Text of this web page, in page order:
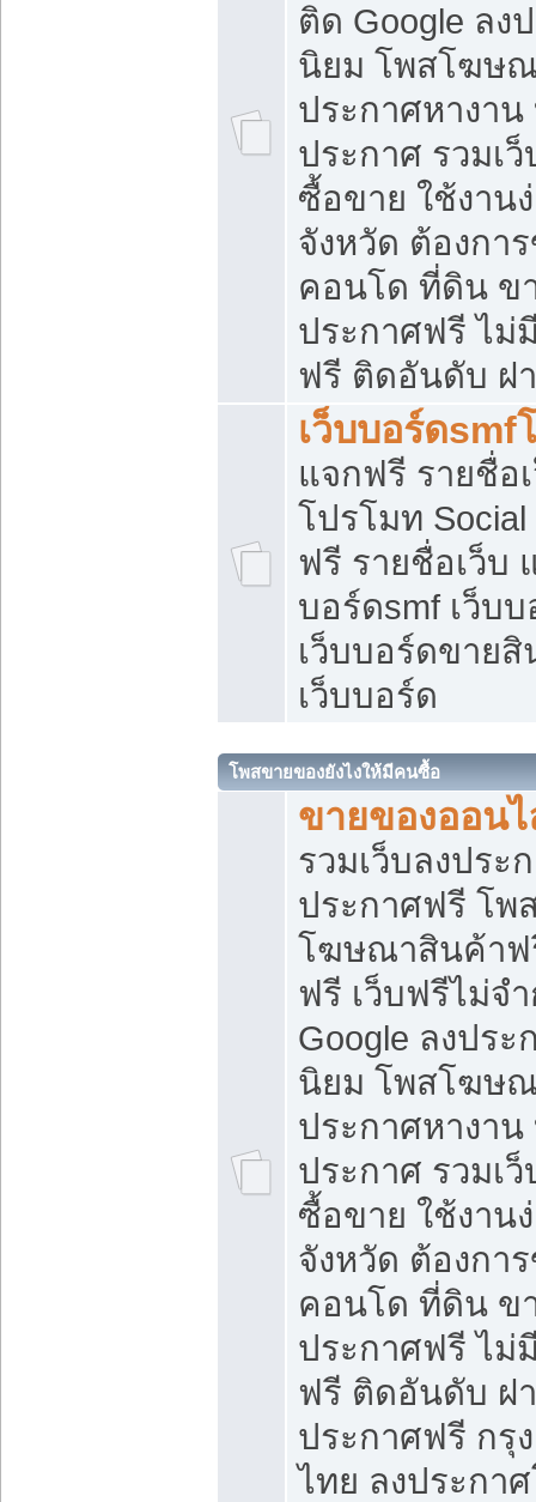
ติด Google ลง
นิยม โพสโฆษ
ประกาศหางาน
ประกาศ รวมเ
ซื้อขาย ใช้งาน
จังหวัด ต้องกา
คอนโด ที่ดิน ข
ประกาศฟรี ไม่
ฟรี ติดอันดับ ฝ
เว็บบอร์ดsmf
แจกฟรี รายชื่อ
โปรโมท
ฟรี รายชื่อเว็บ
บอร์ดsmf เว็บ
เว็บบอร์ดขาย
เว็บบอร์ด
โพสขายของยังไงให้มีคนซื้อ
ขายของออน
รวมเว็บลงประ
ประกาศฟรี โพ
โฆษณาสินค้าฟ
ฟรี เว็บฟรีไม่จ
Google ลงปร
นิยม โพสโฆษ
ประกาศหางาน
ประกาศ รวมเ
ซื้อขาย ใช้งาน
จังหวัด ต้องกา
คอนโด ที่ดิน ข
ประกาศฟรี ไม่
ฟรี ติดอันดับ ฝ
ประกาศฟรี กรุ
ไทย ลงประกา